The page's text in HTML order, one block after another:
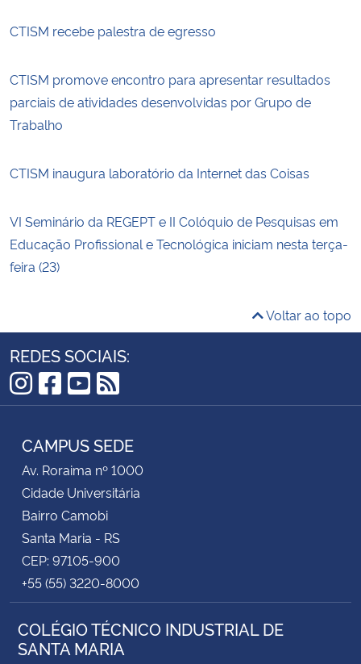
CTISM recebe palestra de egresso
CTISM promove encontro para apresentar resultados
parciais de atividades desenvolvidas por Grupo de
Trabalho
CTISM inaugura laboratório da Internet das Coisas
VI Seminário da REGEPT e II Colóquio de Pesquisas em
Educação Profissional e Tecnológica iniciam nesta terça-
feira (23)
Voltar ao topo
REDES SOCIAIS:
Instagram
Facebook
YouTube
RSS
CAMPUS SEDE
Av. Roraima nº 1000
Cidade Universitária
Bairro Camobi
Santa Maria - RS
CEP: 97105-900
+55 (55) 3220-8000
COLÉGIO TÉCNICO INDUSTRIAL DE
SANTA MARIA